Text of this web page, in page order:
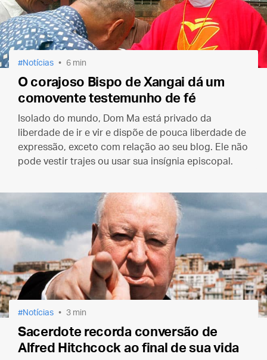
Notícias 6 min
O corajoso Bispo de Xangai dá um
comovente testemunho de fé
Isolado do mundo, Dom Ma está privado da
liberdade de ir e vir e dispõe de pouca liberdade de
expressão, exceto com relação ao seu blog. Ele não
pode vestir trajes ou usar sua insígnia episcopal.
Notícias 3 min
Sacerdote recorda conversão de
Alfred Hitchcock ao final de sua vida